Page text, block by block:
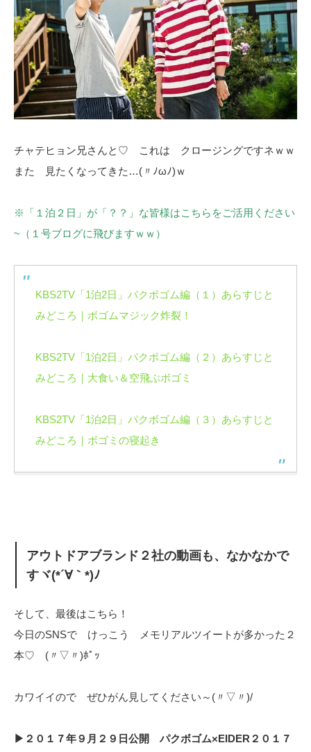
チャテヒョン兄さんと♡ これは クロージングですネｗｗ
また 見たくなってきた…(〃ﾉωﾉ)ｗ
※「１泊２日」が「？？」な皆様はこちらをご活用ください
~（１号ブログに飛びますｗｗ）
KBS2TV「1泊2日」パクボゴム編（１）あらすじと
みどころ｜ボゴムマジック炸裂！
KBS2TV「1泊2日」パクボゴム編（２）あらすじと
みどころ｜大食い＆空飛ぶボゴミ
KBS2TV「1泊2日」パクボゴム編（３）あらすじと
みどころ｜ボゴミの寝起き
アウトドアブランド２社の動画も、なかなかで
すヾ(*´∀｀*)ﾉ
そして、最後はこちら！
今日のSNSで けっこう メモリアルツイートが多かった２
本♡ (〃▽〃)ﾎﾟｯ
カワイイので ぜひがん見してください～(〃▽〃)/
▶２０１７年９月２９日公開 パクボゴム×EIDER２０１７